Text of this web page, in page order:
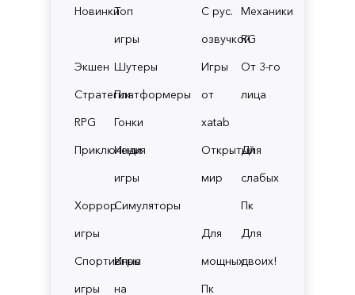
НовинкиТоп
игры
Экшен Шутеры
СтратегииПлатформеры
RPG
Гонки
Приключения
Инди
игры
Хоррор
игры
Симуляторы
Спортивные
игры
Игры
на
С рус.
озвучкой
Механики
RG
Игры
от
xatab
От 3-го
лица
Открытый
мир
Для
слабых
Пк
Для
мощных
Пк
Для
двоих!